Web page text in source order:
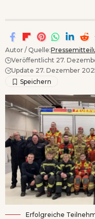
Autor / Quelle:
Veröffentlicht 27.
Update 27. Dezember
Erfolgreiche